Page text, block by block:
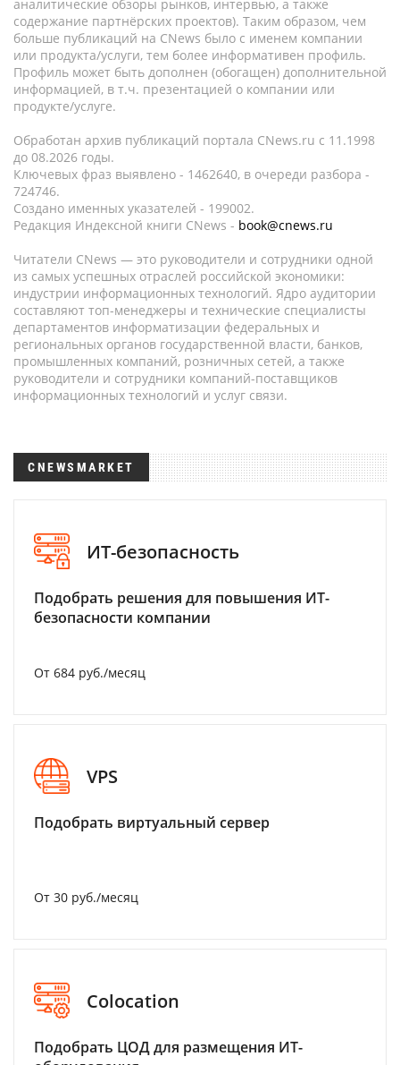
аналитические обзоры рынков, интервью, а также
содержание партнёрских проектов). Таким образом, чем
больше публикаций на CNews было с именем компании
или продукта/услуги, тем более информативен профиль.
Профиль может быть дополнен (обогащен) дополнительной
информацией, в т.ч. презентацией о компании или
продукте/услуге.
Обработан архив публикаций портала CNews.ru c 11.1998
до 08.2026 годы.
Ключевых фраз выявлено - 1462640, в очереди разбора -
724746.
Создано именных указателей - 199002.
Редакция Индексной книги CNews - book@cnews.ru
Читатели CNews — это руководители и сотрудники одной
из самых успешных отраслей российской экономики:
индустрии информационных технологий. Ядро аудитории
составляют топ-менеджеры и технические специалисты
департаментов информатизации федеральных и
региональных органов государственной власти, банков,
промышленных компаний, розничных сетей, а также
руководители и сотрудники компаний-поставщиков
информационных технологий и услуг связи.
CNEWSMARKET
ИТ-безопасность
Подобрать решения для повышения ИТ-
безопасности компании
От 684 руб./месяц
VPS
Подобрать виртуальный сервер
От 30 руб./месяц
Colocation
Подобрать ЦОД для размещения ИТ-